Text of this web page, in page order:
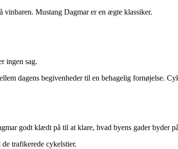
vinbaren. Mustang Dagmar er en ægte klassiker.
ingen sag.
dagens begivenheder til en behagelig fornøjelse.
godt klædt på til at klare, hvad byens gader byder
trafikerede cykelstier.